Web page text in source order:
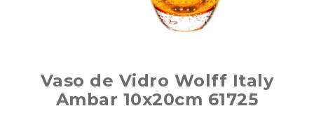
Vaso de Vidro Wolff Italy
Ambar 10x20cm 61725